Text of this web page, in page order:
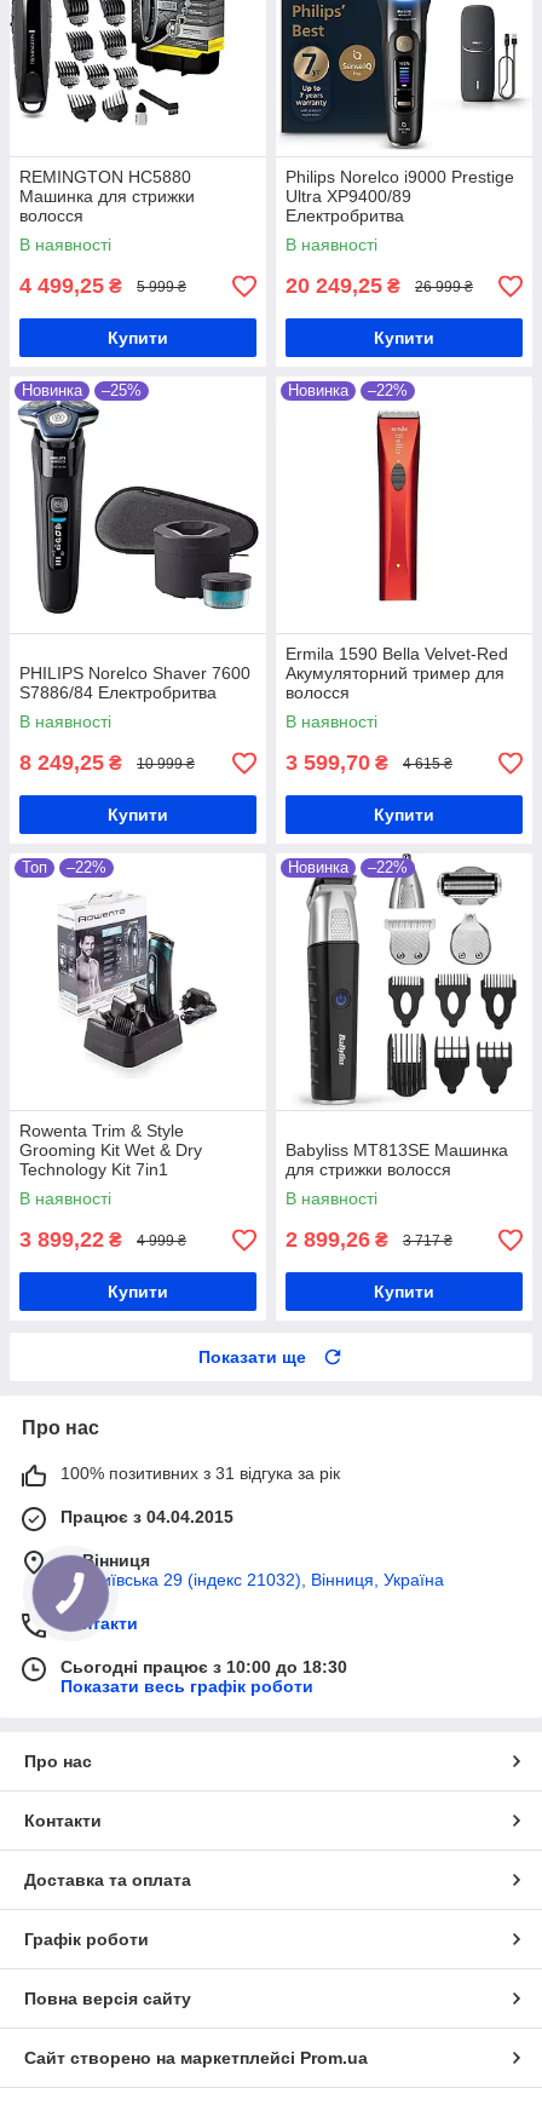
REMINGTON HC5880
Машинка для стрижки
волосся
В наявності
4 499,25 ₴ 5 999 ₴
Купити
Philips Norelco i9000 Prestige
Ultra XP9400/89
Електробритва
В наявності
20 249,25 ₴ 26 999 ₴
Купити
Новинка –25%
PHILIPS Norelco Shaver 7600
S7886/84 Електробритва
В наявності
8 249,25 ₴ 10 999 ₴
Купити
Новинка –22%
Ermila 1590 Bella Velvet-Red
Акумуляторний тример для
волосся
В наявності
3 599,70 ₴ 4 615 ₴
Купити
Топ –22%
Rowenta Trim & Style
Grooming Kit Wet & Dry
Technology Kit 7in1
Професійний триммер
В наявності
3 899,22 ₴ 4 999 ₴
Купити
Новинка –22%
Babyliss MT813SE Машинка
для стрижки волосся
В наявності
2 899,26 ₴ 3 717 ₴
Купити
Показати ще
Про нас
100% позитивних з 31 відгука за рік
Працює з 04.04.2015
м. Вінниця
вул Київська 29 (індекс 21032), Вінниця, Україна
Контакти
Сьогодні працює з 10:00 до 18:30
Показати весь графік роботи
Про нас
Контакти
Доставка та оплата
Графік роботи
Повна версія сайту
Сайт створено на маркетплейсі Prom.ua